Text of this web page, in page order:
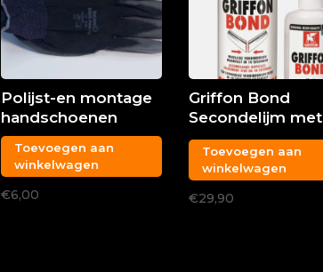
Polijst-en montage
handschoenen
Toevoegen aan
winkelwagen
€6,00
Griffon Bond
Secondelijm met
harder
Toevoegen aan
winkelwagen
€29,90